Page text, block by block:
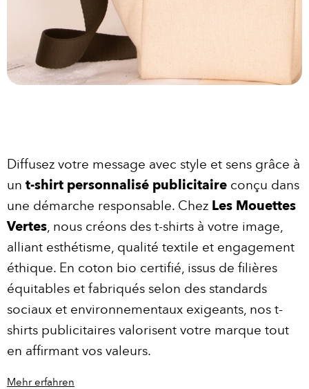
Diffusez votre message avec style et sens grâce à
un t-shirt personnalisé publicitaire conçu dans
une démarche responsable. Chez Les Mouettes
Vertes, nous créons des t-shirts à votre image,
alliant esthétisme, qualité textile et engagement
éthique. En coton bio certifié, issus de filières
équitables et fabriqués selon des standards
sociaux et environnementaux exigeants, nos t-
shirts publicitaires valorisent votre marque tout
en affirmant vos valeurs.
Mehr erfahren